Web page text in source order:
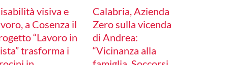
visiva e
a Cosenza il
“Lavoro in
trasforma i
Calabria, Azienda
Zero sulla vicenda
di Andrea:
“Vicinanza alla